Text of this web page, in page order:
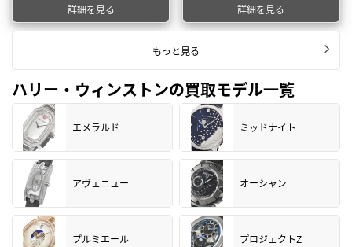
詳細を見る 詳細を見る
もっと見る
ハリー・ウィンストンの買取モデル一覧
エメラルド ミッドナイト
アヴェニュー オーシャン
プルミエール プロジェクトZ